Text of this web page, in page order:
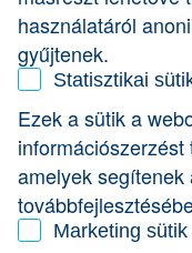
Minden megtakarított
saját vállalkozását, a
természetes
ropogtatni valót
boltban értékesítik,
valamint bio boltok
felelősségvállalás a
meghatározó része,
munkaképességű
használatáról
gyűjtenek.
Statisztikai
Ezek a sütik a
amelyek segítenek
Marketing sütik